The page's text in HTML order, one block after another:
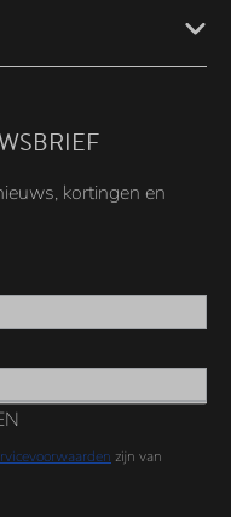
kortingen en
zijn van